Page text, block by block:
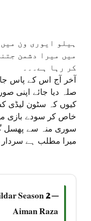
ہیلو ایوری ون
میں میرا دشمن
کر رہا ہے۔۔۔
صلہ دیا جائے اپنی
کیوں کہ سٹون لیڈی
سوری منہ سے پھسل
میرا مطلب ہے
Season 2 —
Aiman Raza